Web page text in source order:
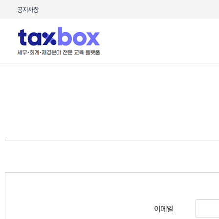
콘텐츠로공지사항
이메일